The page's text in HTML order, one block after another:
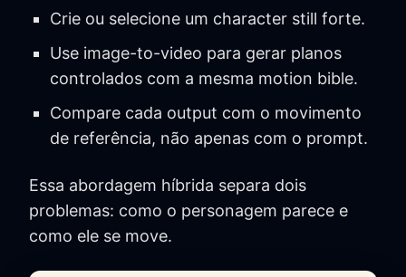
Crie ou selecione um character still forte.
Use image-to-video para gerar planos
controlados com a mesma motion bible.
Compare cada output com o movimento
de referência, não apenas com o prompt.
Essa abordagem híbrida separa dois
problemas: como o personagem parece e
como ele se move.